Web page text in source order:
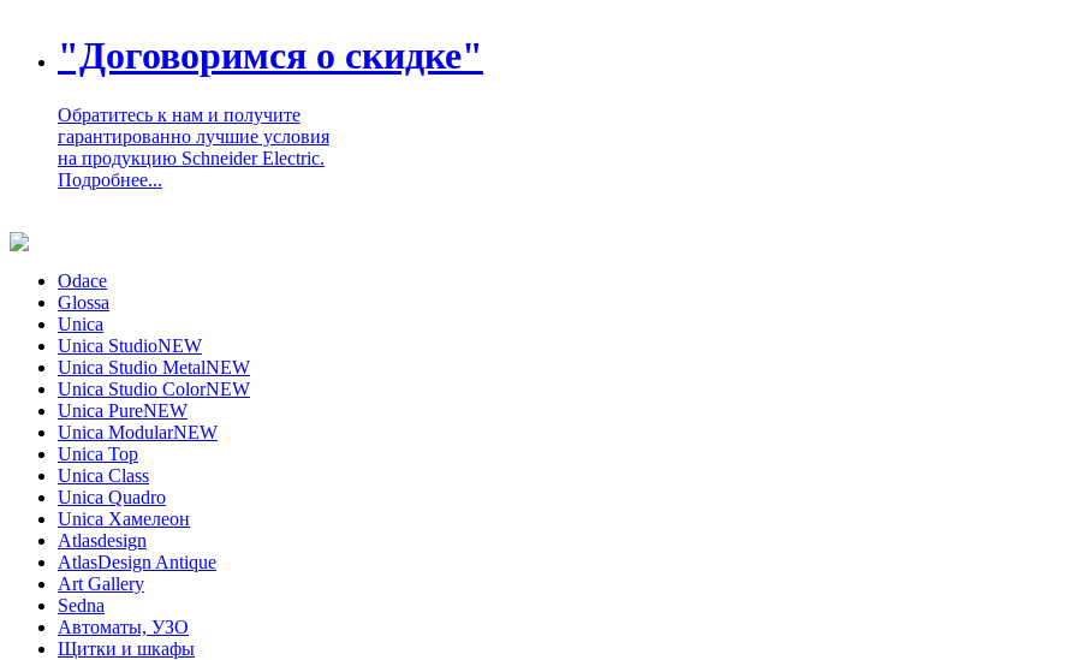
"Договоримся о скидке"
Обратитесь к нам и получите
гарантированно лучшие условия
на продукцию Schneider Electric.
Подробнее...
Odace
Glossa
Unica
Unica StudioNEW
Unica Studio MetalNEW
Unica Studio ColorNEW
Unica PureNEW
Unica ModularNEW
Unica Top
Unica Class
Unica Quadro
Unica Хамелеон
Atlasdesign
AtlasDesign Antique
Art Gallery
Sedna
Автоматы, УЗО
Щитки и шкафы